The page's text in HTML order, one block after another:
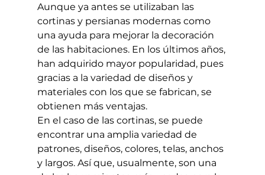
Aunque ya antes se utilizaban las
cortinas y persianas modernas como
una ayuda para mejorar la decoración
de las habitaciones. En los últimos años,
han adquirido mayor popularidad, pues
gracias a la variedad de diseños y
materiales con los que se fabrican, se
obtienen más ventajas.
En el caso de las cortinas, se puede
encontrar una amplia variedad de
patrones, diseños, colores, telas, anchos
y largos. Así que, usualmente, son una